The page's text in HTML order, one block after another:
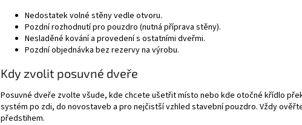
Nedostatek volné stěny vedle otvoru.
Pozdní rozhodnutí pro pouzdro (nutná příprava stěny).
Nesladěné kování a provedení s ostatními dveřmi.
Pozdní objednávka bez rezervy na výrobu.
Kdy zvolit posuvné dveře
Posuvné dveře zvolte všude, kde chcete ušetřit místo nebo kde otočné křídlo
systém po zdi, do novostaveb a pro nejčistší vzhled stavební pouzdro. Vždy
předstihem.